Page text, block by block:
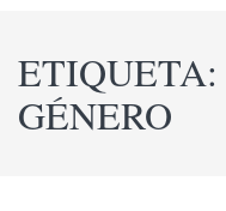
ETIQUETA:
GÉNERO